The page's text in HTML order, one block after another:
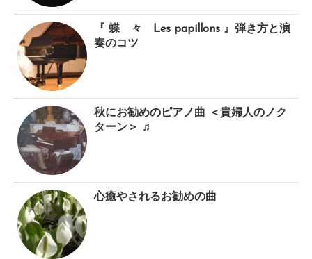
『 蝶 々 Les papillons 』弾き方と演
奏のコツ
秋にお勧めのピアノ曲 ＜貴婦人のノク
ターン＞ ♫
心癒やされるお勧めの曲